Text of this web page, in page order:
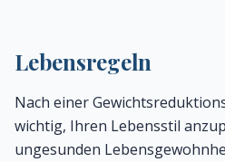
Lebensregeln
Nach einer
wichtig, Ihren Lebensstil
ungesunden